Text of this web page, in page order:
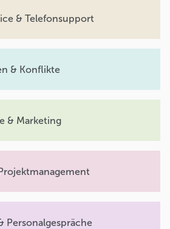
& Telefonsupport
& Konflikte
& Marketing
Personalgespräche